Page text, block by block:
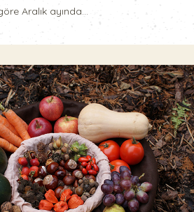
Aralık ayında...